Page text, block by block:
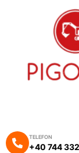
TELEFON
+40 744